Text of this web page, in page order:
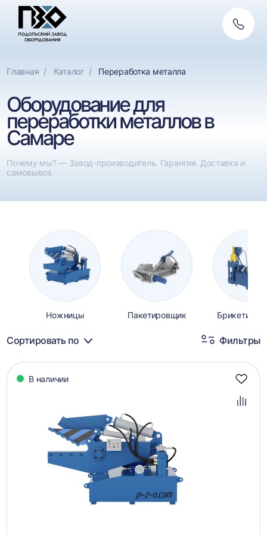
связь
Главная Каталог Переработка металла
Оборудование для
переработки металлов в
Самаре
Почему мы? — Завод-производитель. Гарантия. Доставка и
самовывоз.
Ножницы Пакетировщик
Сортировать по Фильтры
Каталог
товаров
В наличии